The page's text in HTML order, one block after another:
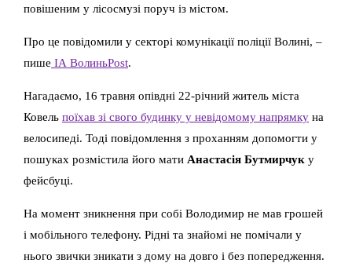
повішеним у лісосмузі поруч із містом.
Про це повідомили у секторі комунікації поліції Волині, –
пише ІА ВолиньPost.
Нагадаємо, 16 травня опівдні 22-річний житель міста
Ковель поїхав зі свого будинку у невідомому напрямку на
велосипеді. Тоді повідомлення з проханням допомогти у
пошуках розмістила його мати Анастасія Бутмирчук у
фейсбуці.
На момент зникнення при собі Володимир не мав грошей
і мобільного телефону. Рідні та знайомі не помічали у
нього звички зникати з дому на довго і без попередження.